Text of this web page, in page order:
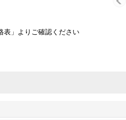
表」よりご確認ください